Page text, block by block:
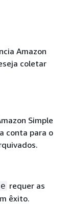
Amazon
coletar
Simple
conta para o
requer as
êxito.